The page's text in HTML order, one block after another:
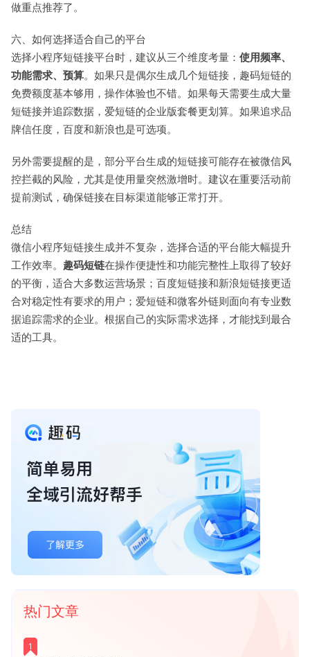
做重点推荐了。
六、如何选择适合自己的平台
选择小程序短链接平台时，建议从三个维度考量： 使用频率、
功能需求、预算。如果只是偶尔生成几个短链接，趣码短链的
免费额度基本够用，操作体验也不错。如果每天需要生成大量
短链接并追踪数据，爱短链的企业版套餐更划算。如果追求品
牌信任度，百度和新浪也是可选项。
另外需要提醒的是，部分平台生成的短链接可能存在被微信风
控拦截的风险，尤其是使用量突然激增时。建议在重要活动前
提前测试，确保链接在目标渠道能够正常打开。
总结
微信小程序短链接生成并不复杂，选择合适的平台能大幅提升
工作效率。 趣码短链在操作便捷性和功能完整性上取得了较好
的平衡，适合大多数运营场景；百度短链接和新浪短链接更适
合对稳定性有要求的用户；爱短链和微客外链则面向有专业数
据追踪需求的企业。根据自己的实际需求选择，才能找到最合
适的工具。
热门文章
1